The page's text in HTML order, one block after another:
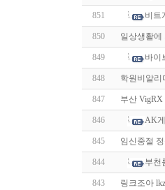
851 비트
850 일상생활
849 바이
848 학원비알리
847 부산
846 AK
845 임신중절
844 부천
843 링크조아